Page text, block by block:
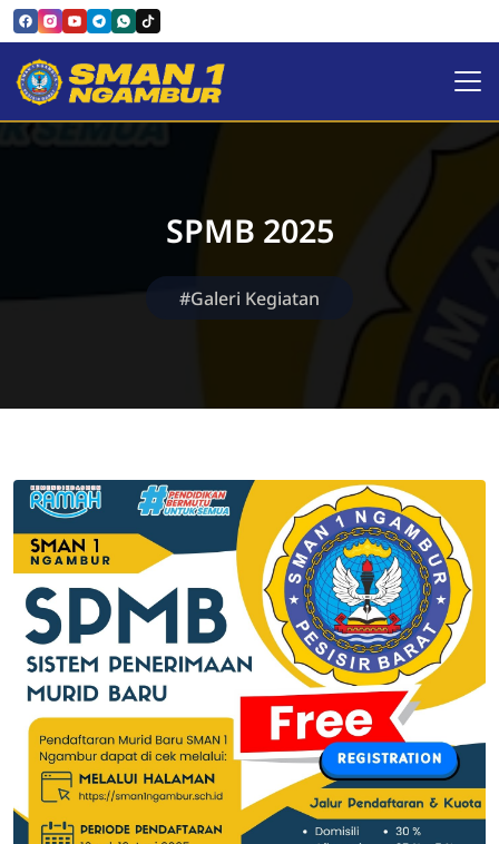
SMAN 1 NGAMBUR
SPMB 2025
#Galeri Kegiatan